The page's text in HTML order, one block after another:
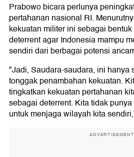
Prabowo bicara perlunya
pertahanan nasional RI.
kekuatan militer ini sebagai
deterrent agar Indonesia mampu
sendiri dari berbagai potensi
"Jadi, Saudara-saudara, ini hanya
tonggak penambahan kekuatan.
tingkatkan kekuatan pertahanan
sebagai deterrent. Kita tidak
untuk menjaga wilayah kita
ADVERTISEMENT